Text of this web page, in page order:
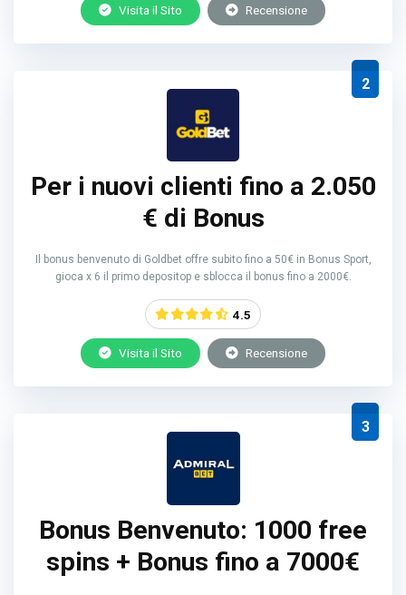
Visita il Sito Recensione
2
Per i nuovi clienti fino a 2.050
€ di Bonus
Il bonus benvenuto di Goldbet offre subito fino a 50€ in Bonus Sport,
gioca x 6 il primo depositop e sblocca il bonus fino a 2000€.
4.5
Visita il Sito Recensione
3
Bonus Benvenuto: 1000 free
spins + Bonus fino a 7000€